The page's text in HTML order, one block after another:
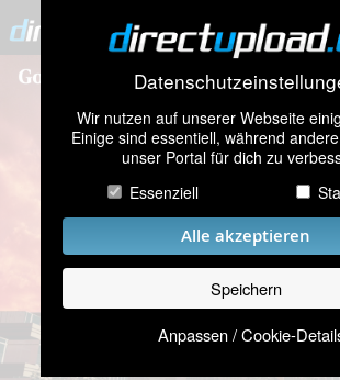
Wir nutzen auf unserer Webseite
Einige sind essentiell, während
unser Portal für dich zu
Essenziell
Alle akzeptieren
Speichern
Anpassen / Cookie-